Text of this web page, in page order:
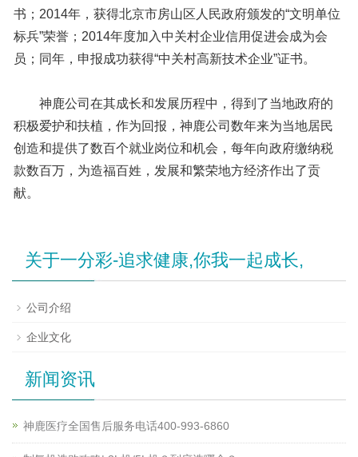
书；2014年，获得北京市房山区人民政府颁发的“文明单位
标兵”荣誉；2014年度加入中关村企业信用促进会成为会
员；同年，申报成功获得“中关村高新技术企业”证书。
神鹿公司在其成长和发展历程中，得到了当地政府的
积极爱护和扶植，作为回报，神鹿公司数年来为当地居民
创造和提供了数百个就业岗位和机会，每年向政府缴纳税
款数百万，为造福百姓，发展和繁荣地方经济作出了贡
献。
关于一分彩-追求健康,你我一起成长,
公司介绍
企业文化
新闻资讯
神鹿医疗全国售后服务电话400-993-6860